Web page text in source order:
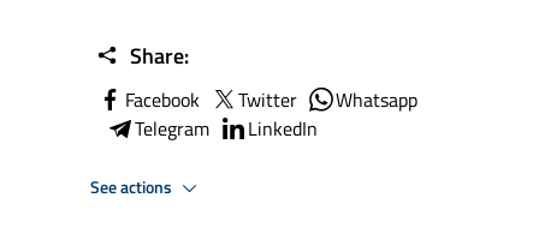
Share:
Facebook Twitter
Whatsapp
Telegram
LinkedIn
See actions